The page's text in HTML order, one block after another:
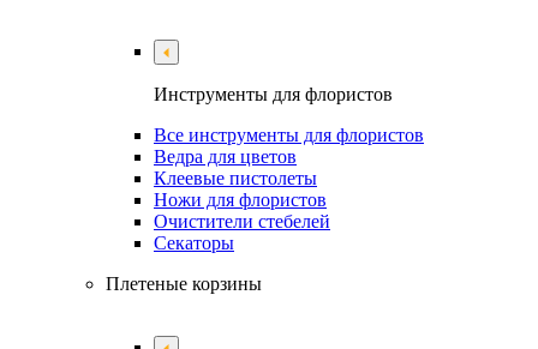
Инструменты для флористов
Все инструменты для флористов
Ведра для цветов
Клеевые пистолеты
Ножи для флористов
Очистители стебелей
Секаторы
Плетеные корзины